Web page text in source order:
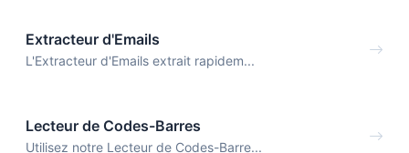
Extracteur d'Emails
L'Extracteur d'Emails extrait rapidem...
Lecteur de Codes-Barres
Utilisez notre Lecteur de Codes-Barre...